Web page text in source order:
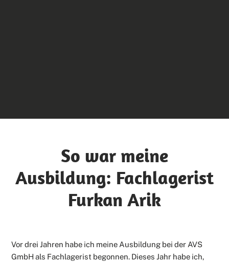
So war meine
Ausbildung: Fachlagerist
Furkan Arik
Vor drei Jahren habe ich meine Ausbildung bei der AVS
GmbH als Fachlagerist begonnen. Dieses Jahr habe ich,